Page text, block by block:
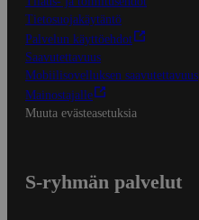
Tietosuojakäytäntö
Palvelun käyttöehdot
Saavutettavuus
Mobiilisovelluksen saavutettavuus
Mainostajalle
Muuta evästeasetuksia
S-ryhmän palvelut